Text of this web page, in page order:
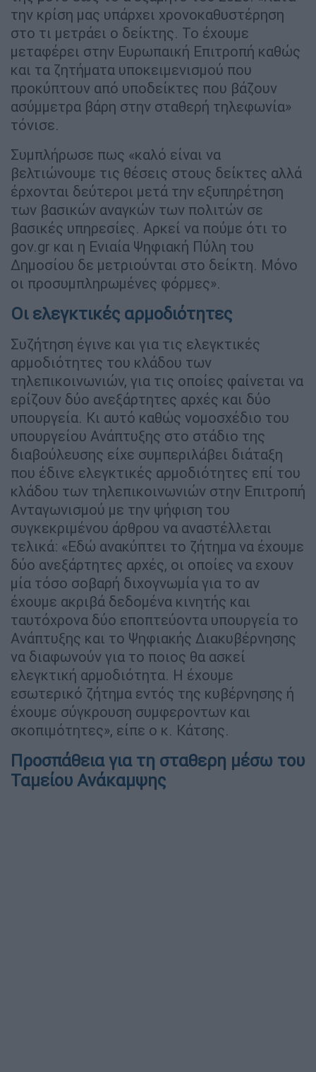
την κρίση μας υπάρχει χρονοκαθυστέρηση
στο τι μετράει ο δείκτης. Το έχουμε
μεταφέρει στην Ευρωπαική Επιτροπή καθώς
και τα ζητήματα υποκειμενισμού που
προκύπτουν από υποδείκτες που βάζουν
ασύμμετρα βάρη στην σταθερή τηλεφωνία»
τόνισε.
Συμπλήρωσε πως «καλό είναι να
βελτιώνουμε τις θέσεις στους δείκτες αλλά
έρχονται δεύτεροι μετά την εξυπηρέτηση
των βασικών αναγκών των πολιτών σε
βασικές υπηρεσίες. Αρκεί να πούμε ότι το
gov.gr και η Ενιαία Ψηφιακή Πύλη του
Δημοσίου δε μετριούνται στο δείκτη. Μόνο
οι προσυμπληρωμένες φόρμες».
Οι ελεγκτικές αρμοδιότητες
Συζήτηση έγινε και για τις ελεγκτικές
αρμοδιότητες του κλάδου των
τηλεπικοινωνιών, για τις οποίες φαίνεται να
ερίζουν δύο ανεξάρτητες αρχές και δύο
υπουργεία. Κι αυτό καθώς νομοσχέδιο του
υπουργείου Ανάπτυξης στο στάδιο της
διαβούλευσης είχε συμπεριλάβει διάταξη
που έδινε ελεγκτικές αρμοδιότητες επί του
κλάδου των τηλεπικοινωνιών στην Επιτροπή
Ανταγωνισμού με την ψήφιση του
συγκεκριμένου άρθρου να αναστέλλεται
τελικά: «Εδώ ανακύπτει το ζήτημα να έχουμε
δύο ανεξάρτητες αρχές, οι οποίες να εχουν
μία τόσο σοβαρή διχογνωμία για το αν
έχουμε ακριβά δεδομένα κινητής και
ταυτόχρονα δύο εποπτεύοντα υπουργεία το
Ανάπτυξης και το Ψηφιακής Διακυβέρνησης
να διαφωνούν για το ποιος θα ασκεί
ελεγκτική αρμοδιότητα. Η έχουμε
εσωτερικό ζήτημα εντός της κυβέρνησης ή
έχουμε σύγκρουση συμφεροντων και
σκοπιμότητες», είπε ο κ. Κάτσης.
Προσπάθεια για τη σταθερη μέσω του
Ταμείου Ανάκαμψης